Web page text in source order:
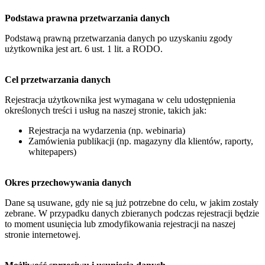
Podstawa prawna przetwarzania danych
Podstawą prawną przetwarzania danych po uzyskaniu zgody
użytkownika jest art. 6 ust. 1 lit. a RODO.
Cel przetwarzania danych
Rejestracja użytkownika jest wymagana w celu udostępnienia
określonych treści i usług na naszej stronie, takich jak:
Rejestracja na wydarzenia (np. webinaria)
Zamówienia publikacji (np. magazyny dla klientów, raporty,
whitepapers)
Okres przechowywania danych
Dane są usuwane, gdy nie są już potrzebne do celu, w jakim zostały
zebrane. W przypadku danych zbieranych podczas rejestracji będzie
to moment usunięcia lub zmodyfikowania rejestracji na naszej
stronie internetowej.